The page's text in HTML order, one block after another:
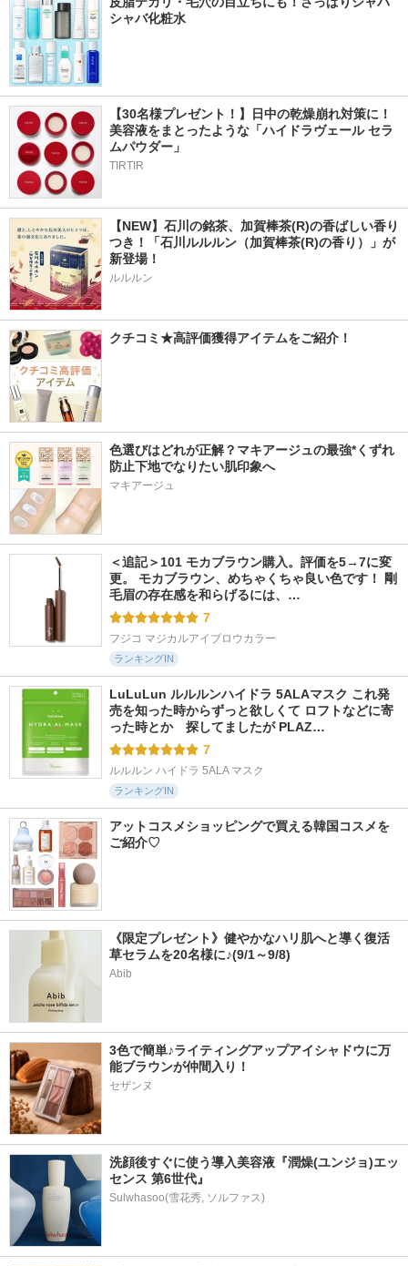
シャバ化粧水
【30名様プレゼント！】日中の乾燥崩れ対策に！
美容液をまとったような「ハイドラヴェール セラ
ムパウダー」
TIRTIR
【NEW】石川の銘茶、加賀棒茶(R)の香ばしい香り
つき！「石川ルルルン（加賀棒茶(R)の香り）」が
新登場！
ルルルン
クチコミ★高評価獲得アイテムをご紹介！
色選びはどれが正解？マキアージュの最強*くずれ
防止下地でなりたい肌印象へ
マキアージュ
＜追記＞101 モカブラウン購入。評価を5→7に変
更。 モカブラウン、めちゃくちゃ良い色です！ 剛
毛眉の存在感を和らげるには、…
7
フジコ マジカルアイブロウカラー
ランキングIN
LuLuLun ルルルンハイドラ 5ALAマスク これ発
売を知った時からずっと欲しくて ロフトなどに寄
った時とか　探してましたが PLAZ…
7
ルルルン ハイドラ 5ALA マスク
ランキングIN
アットコスメショッピングで買える韓国コスメを
ご紹介♡
《限定プレゼント》健やかなハリ肌へと導く復活
草セラムを20名様に♪(9/1～9/8)
Abib
3色で簡単♪ライティングアップアイシャドウに万
能ブラウンが仲間入り！
セザンヌ
洗顔後すぐに使う導入美容液『潤燥(ユンジョ)エッ
センス 第6世代』